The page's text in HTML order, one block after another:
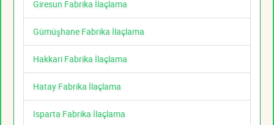
Giresun Fabrika İlaçlama
Gümüşhane Fabrika İlaçlama
Hakkari Fabrika İlaçlama
Hatay Fabrika İlaçlama
Isparta Fabrika İlaçlama